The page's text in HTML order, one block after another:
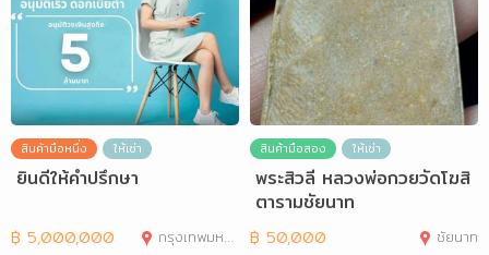
สินค้ามือหนึ่ง ให้เช่า
ยินดีให้คำปรึกษา
฿ 5,000,000 กรุงเทพมหานคร
สินค้ามือสอง ให้เช่า
พระสิวลี หลวงพ่อกวยวัดโฆสิ
ตารามชัยนาท
฿ 50,000 ชัยนาท